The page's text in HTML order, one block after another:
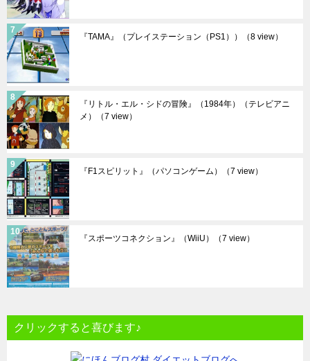
『TAMA』（プレイステーション（PS1）） （8 view）
『リトル・エル・シドの冒険』（1984年）（テレビアニ
メ）
（7 view）
『F1スピリット』（パソコンゲーム） （7 view）
『スポーツコネクション』（WiiU） （7 view）
クリックすると喜びます♪